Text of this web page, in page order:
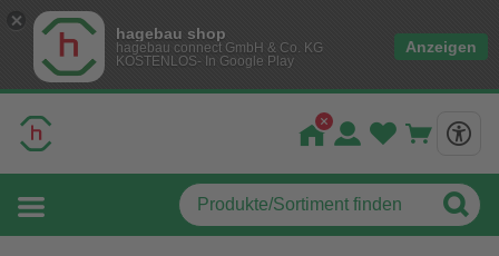
hagebau shop
hagebau connect GmbH & Co. KG
KOSTENLOS- In Google Play
Anzeigen